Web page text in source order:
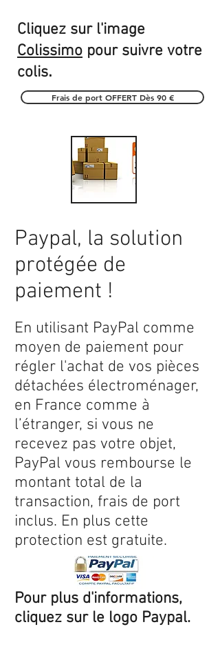
Cliquez sur l'image
Colissimo pour suivre votre
colis.
Frais de port OFFERT Dès 90 €
Paypal, la solution
protégée de
paiement !
En utilisant PayPal comme
moyen de paiement pour
régler l'achat de vos pièces
détachées électroménager,
en France comme à
l’étranger, si vous ne
recevez pas votre objet,
PayPal vous rembourse le
montant total de la
transaction, frais de port
inclus. En plus cette
protection est gratuite.
Pour plus d'informations,
cliquez sur le logo Paypal.